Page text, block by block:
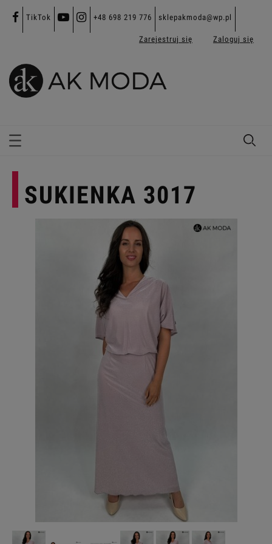
TikTok +48 698 219 776 sklepakmoda@wp.pl
Zarejestruj się Zaloguj się
SUKIENKA 3017